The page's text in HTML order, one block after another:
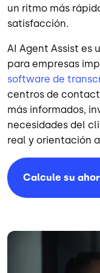
un ritmo más
satisfacción.
AI Agent Assist es
para empresas
software de
centros de
más informados,
necesidades del
real y orientación
Calcule su
Imagen